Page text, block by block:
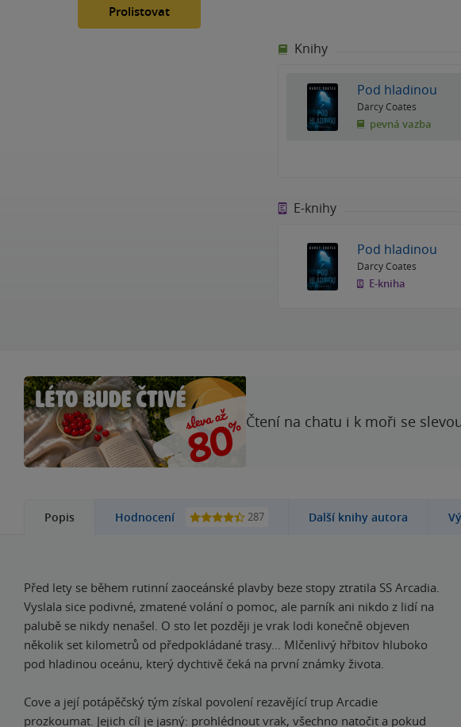
Prolistovat
Knihy
Pod hladinou
Darcy Coates
pevná vazba
E-knihy
Pod hladinou
Darcy Coates
E-kniha
Čtení na chatu i k moři se
Popis Hodnocení 287 Další knihy autora
Před lety se během rutinní zaoceánské plavby beze stopy ztratila SS Arcadia.
Vyslala sice podivné, zmatené volání o pomoc, ale parník ani nikdo z lidí na
palubě se nikdy nenašel. O sto let později je vrak lodi konečně objeven
několik set kilometrů od předpokládané trasy... Mlčenlivý hřbitov hluboko
pod hladinou oceánu, který dychtivě čeká na první známky života.
Cove a její potápěčský tým získal povolení rezavějící trup Arcadie
prozkoumat. Jejich cíl je jasný: prohlédnout vrak, všechno natočit a pokud